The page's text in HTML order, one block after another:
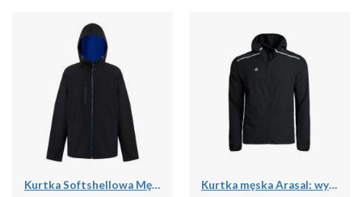
Kurtka Softshellowa Męska 2 Warstwy Kurtka męska Arasal: wydajność i wygoda dla biegaczy i miłośników trekkingu w ka